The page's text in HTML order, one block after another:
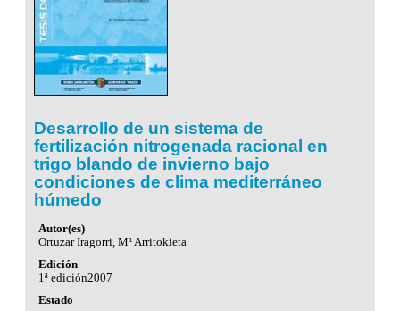
Desarrollo de un sistema de
fertilización nitrogenada racional en
trigo blando de invierno bajo
condiciones de clima mediterráneo
húmedo
Autor(es)
Ortuzar Iragorri, Mª Arritokieta
Edición
1ª edición2007
Estado